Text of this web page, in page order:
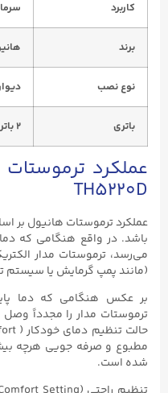
کاربرد
برند
نوع نصب
باتری ۲ باتری قلمی
عملکرد
TH5220D
عملکرد ترموستات هانیول بر
باشد. در واقع هنگامی که
می‌رسد، ترموستات مدار
(مانند پمپ گرمایش یا
بر عکس هنگامی که دما
ترموستات مدار را مجدداً
مطبوع و صرفه جویی هرچه
شده است.